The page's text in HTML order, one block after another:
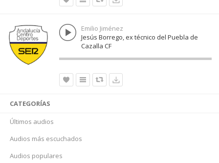
Emilio Jiménez
Jesús Borrego, ex técnico del Puebla de
Cazalla CF
CATEGORÍAS
Últimos audios
Audios más escuchados
Audios populares